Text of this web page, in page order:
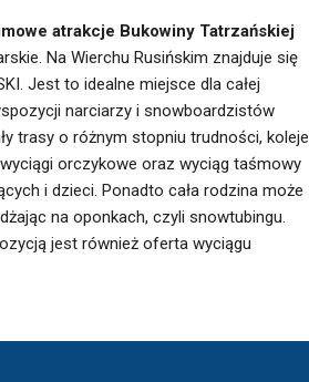
atrakcje Bukowiny Tatrzańskiej
Na Wierchu Rusińskim znajduje się
Jest to idealne miejsce dla całej
narciarzy i snowboardzistów
trasy o różnym stopniu trudności, koleje
wyciągi orczykowe oraz wyciąg taśmowy
i dzieci. Ponadto cała rodzina może
na oponkach, czyli snowtubingu.
jest również oferta wyciągu